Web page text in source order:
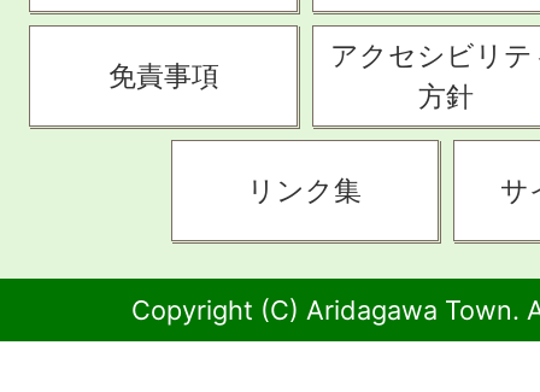
免責事項
アクセシビリテ
方針
リンク集 サ
Copyright (C) Aridagawa Town.